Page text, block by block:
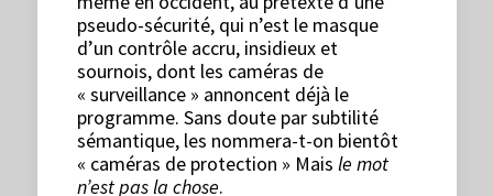
pseudo-sécurité, qui n’est le masque
d’un contrôle accru, insidieux et
sournois, dont les caméras de
« surveillance » annoncent déjà le
programme. Sans doute par subtilité
sémantique, les nommera-t-on bientôt
« caméras de protection » Maisle mot
n’est pas la chose.